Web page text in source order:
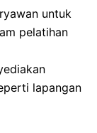
untuk
pelatihan
lapangan